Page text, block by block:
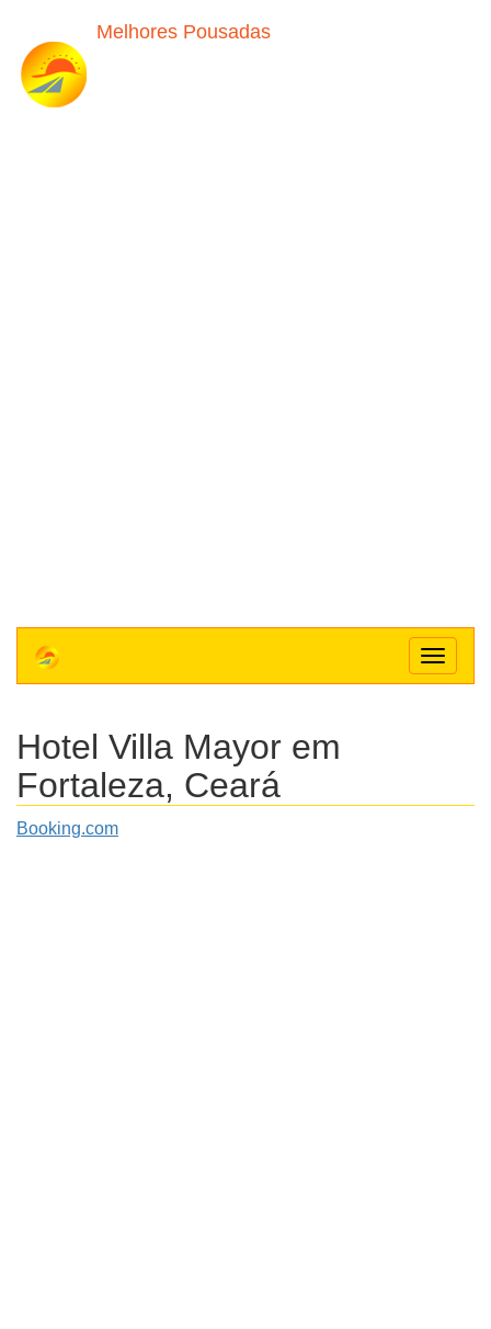
Melhores Pousadas
Toggle
Hotel Villa Mayor em
Fortaleza, Ceará
Booking.com